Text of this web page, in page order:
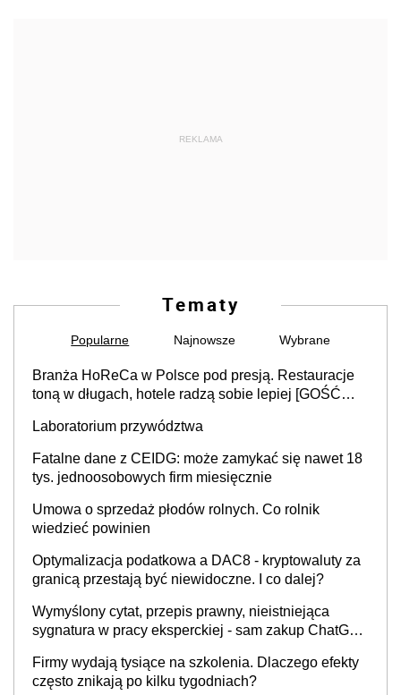
REKLAMA
Tematy
Popularne Najnowsze Wybrane
Branża HoReCa w Polsce pod presją. Restauracje
toną w długach, hotele radzą sobie lepiej [GOŚĆ
Laboratorium przywództwa
Fatalne dane z CEIDG: może zamykać się nawet 18
tys. jednoosobowych firm miesięcznie
Umowa o sprzedaż płodów rolnych. Co rolnik
wiedzieć powinien
Optymalizacja podatkowa a DAC8 - kryptowaluty za
granicą przestają być niewidoczne. I co dalej?
Wymyślony cytat, przepis prawny, nieistniejąca
sygnatura w pracy eksperckiej - sam zakup ChatGPT
Firmy wydają tysiące na szkolenia. Dlaczego efekty
często znikają po kilku tygodniach?